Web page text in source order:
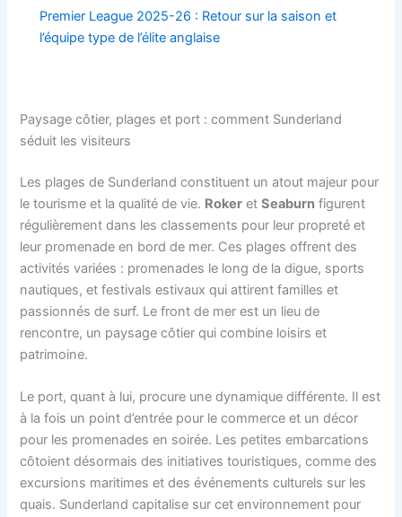
Premier League 2025-26 : Retour sur la saison et
l’équipe type de l’élite anglaise
Paysage côtier, plages et port : comment Sunderland
séduit les visiteurs
Les plages de Sunderland constituent un atout majeur pour
le tourisme et la qualité de vie. Roker etSeaburn figurent
régulièrement dans les classements pour leur propreté et
leur promenade en bord de mer. Ces plages offrent des
activités variées : promenades le long de la digue, sports
nautiques, et festivals estivaux qui attirent familles et
passionnés de surf. Le front de mer est un lieu de
rencontre, un paysage côtier qui combine loisirs et
patrimoine.
Le port, quant à lui, procure une dynamique différente. Il est
à la fois un point d’entrée pour le commerce et un décor
pour les promenades en soirée. Les petites embarcations
côtoient désormais des initiatives touristiques, comme des
excursions maritimes et des événements culturels sur les
quais. Sunderland capitalise sur cet environnement pour